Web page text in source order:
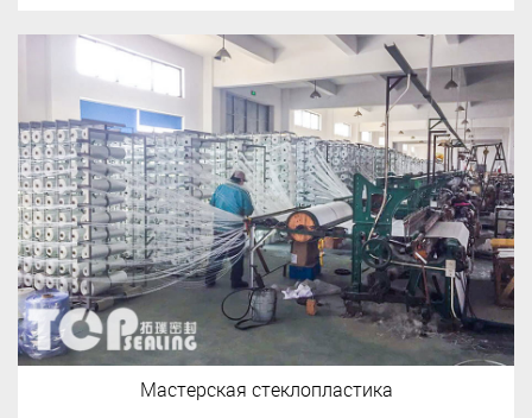
Мастерская стеклопластика